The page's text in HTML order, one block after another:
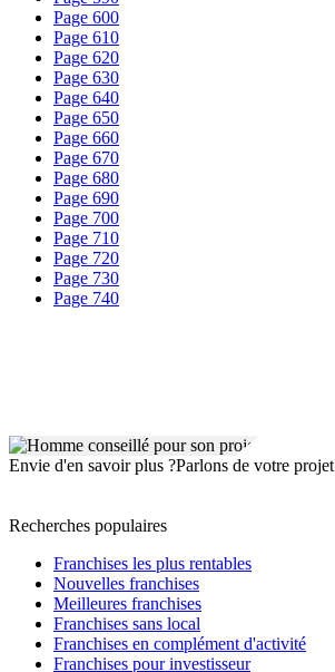
Page 600
Page 610
Page 620
Page 630
Page 640
Page 650
Page 660
Page 670
Page 680
Page 690
Page 700
Page 710
Page 720
Page 730
Page 740
Envie d'en savoir plus ?Parlons de votre projet
Recherches populaires
Franchises les plus rentables
Nouvelles franchises
Meilleures franchises
Franchises sans local
Franchises en complément d'activité
Franchises pour investisseur